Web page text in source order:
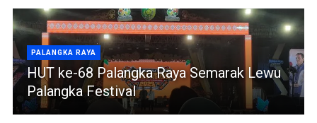
PALANGKA RAYA
HUT ke-68 Palangka Raya Semarak Lewu
Palangka Festival